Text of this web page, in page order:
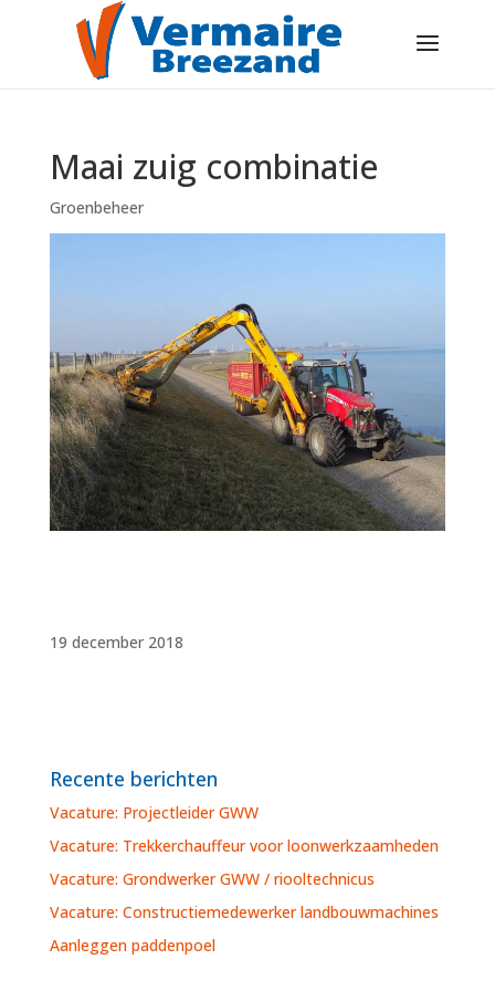
Maai zuig combinatie
Groenbeheer
19 december 2018
Recente berichten
Vacature: Projectleider GWW
Vacature: Trekkerchauffeur voor loonwerkzaamheden
Vacature: Grondwerker GWW / riooltechnicus
Vacature: Constructiemedewerker landbouwmachines
Aanleggen paddenpoel